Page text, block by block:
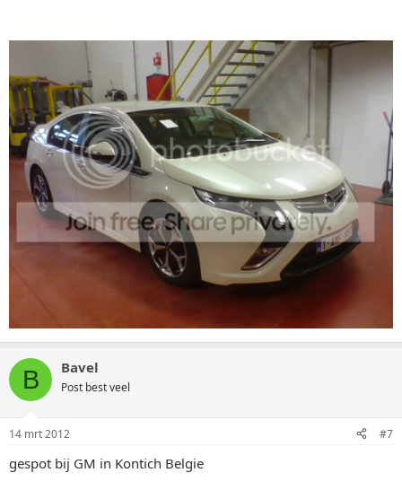
B Bavel
Post best veel
14 mrt 2012 #7
gespot bij GM in Kontich Belgie